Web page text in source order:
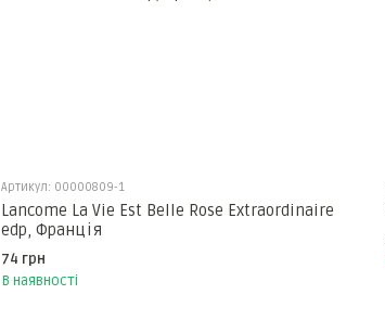
Артикул: 00000809-1
Lancome La Vie Est Belle Rose Extraordinaire
edp, Франція
74 грн
В наявності